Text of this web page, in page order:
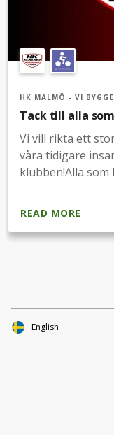
HK MALMÖ - VI
Tack till alla
Vi vill rikta ett
våra tidigare
klubben!Alla
READ MORE
English